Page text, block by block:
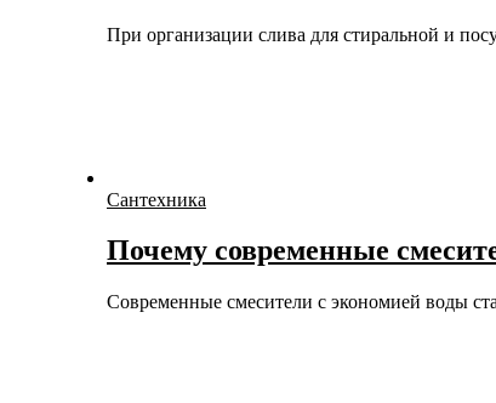
При организации слива для стиральной и
Сантехника
Почему современные
Современные смесители с экономией воды